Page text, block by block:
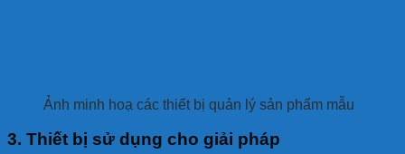
Ảnh minh hoạ các thiết bị quản lý sản phẩm mẫu
3. Thiết bị sử dụng cho giải pháp